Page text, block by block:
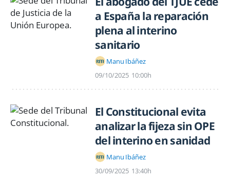
a España la reparación
plena al interino
sanitario
Manu Ibáñez
09/10/2025 10:00h
El Constitucional evita
analizar la fijeza sin OPE
del interino en sanidad
Manu Ibáñez
30/09/2025 13:40h